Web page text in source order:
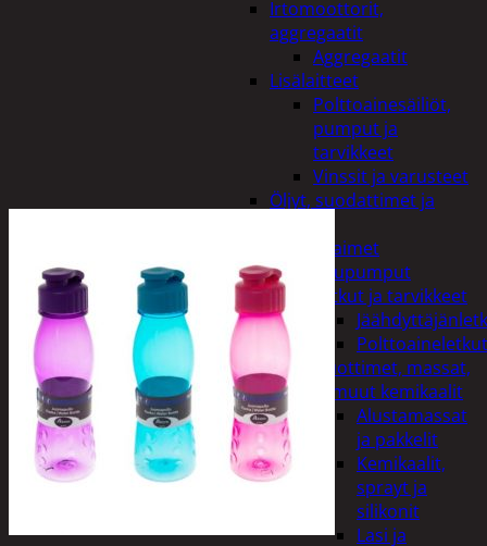
Irtomoottorit,
aggregaatit
Aggregaatit
Lisälaitteet
Polttoainesäiliöt,
pumput ja
tarvikkeet
Vinssit ja varusteet
Öljyt, suodattimet ja
Avaimet
Imupumput
Letkut ja tarvikkeet
Polttoaineletkut
Liuottimet, massat,
ja muut kemikaalit
Alustamassat
ja pakkelit
Kemikaalit,
sprayt ja
silikonit
Lasi ja